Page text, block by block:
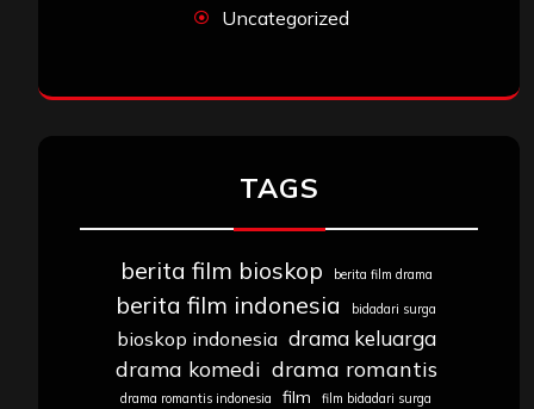
Uncategorized
TAGS
berita film bioskop berita film drama
berita film indonesia bidadari surga
bioskop indonesia drama keluarga
drama komedi drama romantis
drama romantis indonesia film film bidadari surga